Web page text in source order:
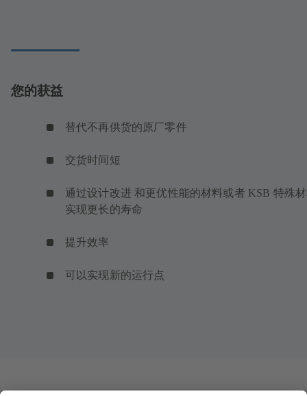
您的获益
替代不再供货的原厂零件
交货时间短
通过设计改进 和更优性能的材料或者 KSB 特殊
实现更长的寿命
提升效率
可以实现新的运行点